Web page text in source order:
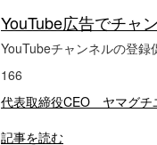
e
デ
ジ
ガ
ン
YouTube広告でチャ
YouTubeチャンネルの登録
166
代表取締役CEO ヤマグチ
記事を読む